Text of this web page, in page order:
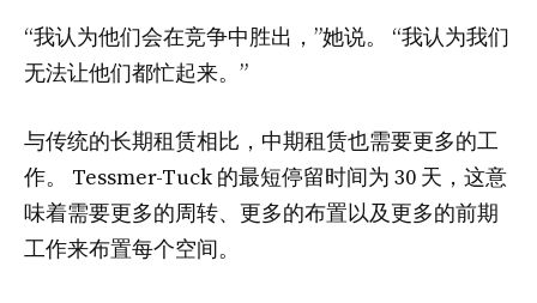
“我认为他们会在竞争中胜出，”她说。 “我认为我们
无法让他们都忙起来。”
与传统的长期租赁相比，中期租赁也需要更多的工
作。 Tessmer-Tuck 的最短停留时间为 30 天，这意
味着需要更多的周转、更多的布置以及更多的前期
工作来布置每个空间。